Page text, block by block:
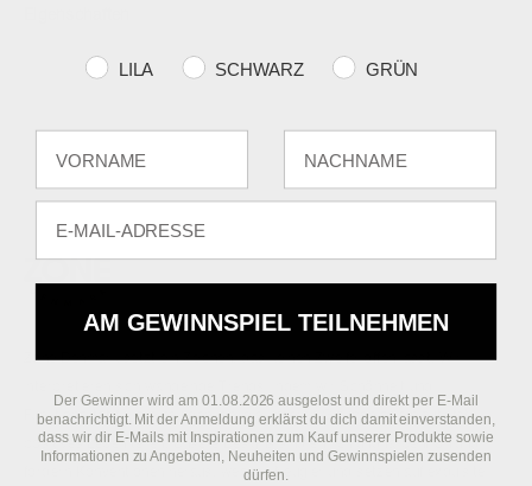
Zone Denmark setzt ein Zeichen, das keinen Zweifel offen lässt. Wir
Funktionalität für alle neu denken, die unseren Glauben an ein zutiefst
positives Leben teilen. Unsere Designs sind ehrlich und farbenfroh und
fordern Konventionen heraus, wecken Neugier und setzen auf exquisite
Farvevalg
LILA SCHWARZ GRÜN
AM GEWINNSPIEL TEILNEHMEN
Der Gewinner wird am 01.08.2026 ausgelost und direkt per E-Mail
benachrichtigt. Mit der Anmeldung erklärst du dich damit einverstanden,
dass wir dir E-Mails mit Inspirationen zum Kauf unserer Produkte sowie
Informationen zu Angeboten, Neuheiten und Gewinnspielen zusenden
dürfen.